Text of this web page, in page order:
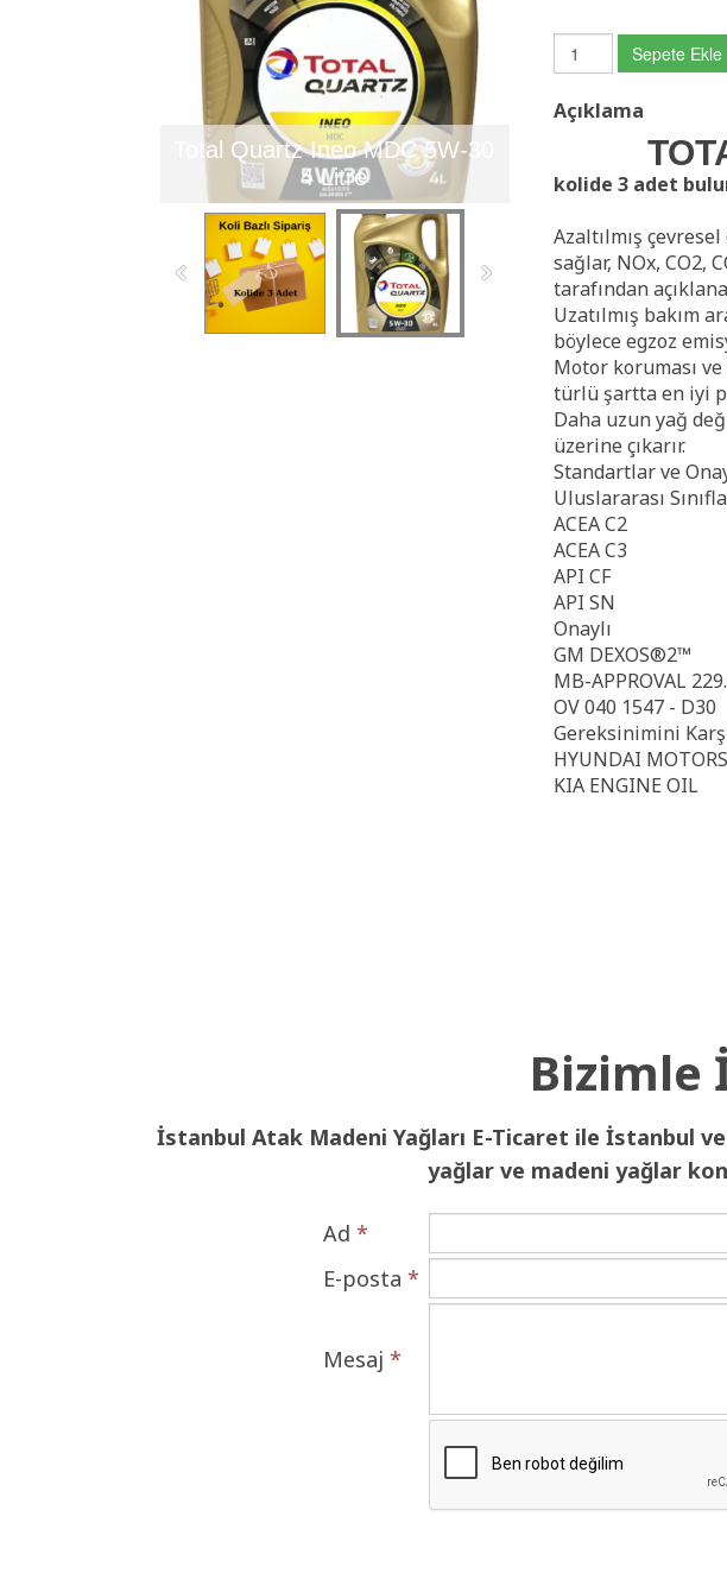
Total Quartz Ineo MDC 5W-30
4 Litre
Sepete Ekle
Açıklama
kolide 3 adet
Azaltılmış
sağlar, NOx, CO2,
tarafından
Uzatılmış bakım
böylece egzoz
Motor koruması
türlü şartta en iyi
Daha uzun yağ
üzerine çıkarır.
Standartlar ve
Uluslararası
ACEA C2
ACEA C3
API CF
API SN
Onaylı
GM DEXOS®2™
MB-APPROVAL
OV 040 1547 - D30
Gereksinimini
HYUNDAI MOTORS
KIA ENGINE OIL
Bizimle
İstanbul Atak Madeni Yağları E-Ticaret ile İstanbul
yağlar ve madeni yağlar
Ad *
E-posta *
Mesaj *